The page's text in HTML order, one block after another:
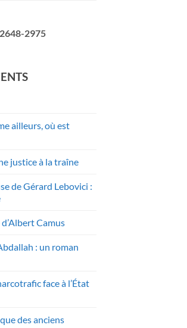
2975
ailleurs, où est
justice à la traîne
de Gérard Lebovici :
Camus
: un roman
face à l’État
des anciens